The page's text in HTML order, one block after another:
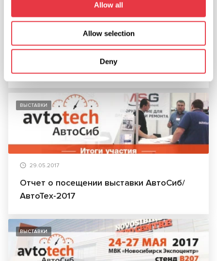
Allow all
Allow selection
Deny
29.05.2017
Календарь выставок – 2017
ВЫСТАВКИ
29.05.2017
Отчет о посещении выставки АвтоСиб/
АвтоТех-2017
ВЫСТАВКИ